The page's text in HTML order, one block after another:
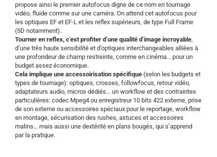
propose ainsi le premier autofocus digne de ce nom en tournage
vidéo, fluide comme sur une caméra. On attend cet autofocus pour
les optiques EF et EF-L et les reflex supérieurs, de type Full Frame
(5D notamment).
Tourner en reflex, c’est profiter d’une qualité d’image incroyable
d’une très haute sensibilité et d’optiques interchangeables alliées à
une profondeur de champ restreinte, comme en cinéma… pour un
budget assez économique.
Cela implique une accessoirisation spécifique (selon les budgets et
types de tournage): optiques, crosses, followfocus, retour vidéo,
adaptateurs audio, micros dédiés… un workflow et des contraintes
particulières: codec Mpeg4 ou enregistreur 10 bits 422 externe, prise
de son externe ou accessoires spéciaux pour le reportage, workflow
en montage, sécurisation des rushes, astuces et accessoires
malins… mais aussi une dextérité en plans bougés, qui s’apprend
par la pratique.